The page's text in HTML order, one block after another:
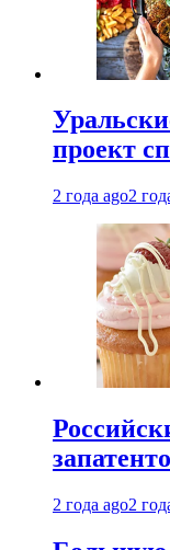
проект
2 года ago2
2 года ago2